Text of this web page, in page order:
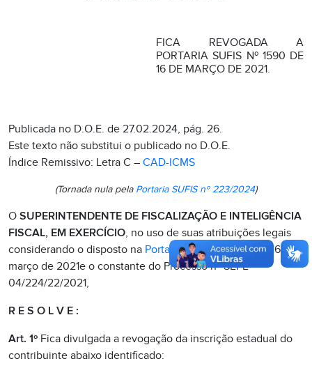
FICA REVOGADA A
PORTARIA SUFIS Nº 1590 DE
16 DE MARÇO DE 2021.
Publicada no D.O.E. de 27.02.2024, pág. 26.
Este texto não substitui o publicado no D.O.E.
Índice Remissivo: Letra C – CAD-ICMS
(Tornada nula pela Portaria SUFIS nº 223/2024)
O SUPERINTENDENTE DE FISCALIZAÇÃO E INTELIGÊNCIA
FISCAL, EM EXERCÍCIO, no uso de suas atribuições legais
considerando o disposto na Portaria SUFIS nº 1590de 16 de
março de 2021e o constante do Processo nº SEI-E-
04/224/22/2021,
R E S O L V E :
Art. 1º Fica divulgada a revogação da inscrição estadual do
contribuinte abaixo identificado: